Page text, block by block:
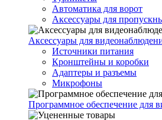
Автоматика для ворот
Аксессуары для
Аксессуары для
Источники питания
Кронштейны и коробки
Адаптеры и разъемы
Микрофоны
Программное обеспечение для